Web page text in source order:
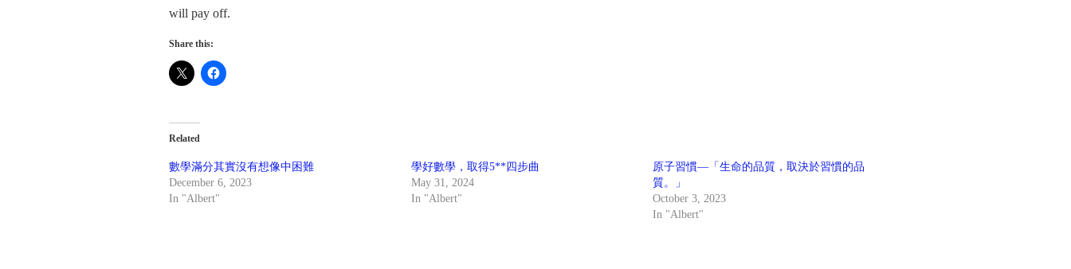
will pay off.
Share this:
Related
數學滿分其實沒有想像中困難
December 6, 2023
In "Albert"
學好數學，取得5**四步曲
May 31, 2024
In "Albert"
原子習慣—「生命的品質，取決於習慣的品
質。」
October 3, 2023
In "Albert"